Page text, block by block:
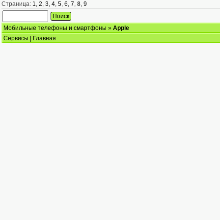
Страница: 1, 2, 3, 4, 5, 6, 7, 8, 9
Мобильные телефоны и смартфоны » Apple
Сервисы
Главная